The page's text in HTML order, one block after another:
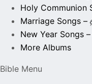
Holy Communion
Marriage Songs –
New Year Songs –
More Albums
Bible Menu